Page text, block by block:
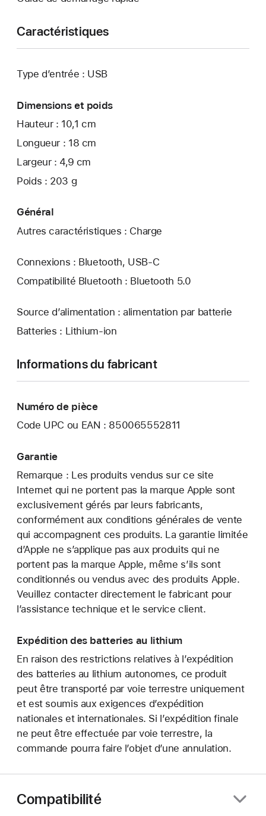
Caractéristiques
Type d’entrée : USB
Dimensions et poids
Hauteur : 10,1 cm
Longueur : 18 cm
Largeur : 4,9 cm
Poids : 203 g
Général
Autres caractéristiques : Charge
Connexions : Bluetooth, USB‑C
Compatibilité Bluetooth : Bluetooth 5.0
Source d’alimentation : alimentation par batterie
Batteries : Lithium-ion
Informations du fabricant
Numéro de pièce
Code UPC ou EAN : 850065552811
Garantie
Remarque : Les produits vendus sur ce site
Internet qui ne portent pas la marque Apple sont
exclusivement gérés par leurs fabricants,
conformément aux conditions générales de vente
qui accompagnent ces produits. La garantie limitée
d’Apple ne s’applique pas aux produits qui ne
portent pas la marque Apple, même s’ils sont
conditionnés ou vendus avec des produits Apple.
Veuillez contacter directement le fabricant pour
l’assistance technique et le service client.
Expédition des batteries au lithium
En raison des restrictions relatives à l’expédition
des batteries au lithium autonomes, ce produit
peut être transporté par voie terrestre uniquement
et est soumis aux exigences d’expédition
nationales et internationales. Si l’expédition finale
ne peut être effectuée par voie terrestre, la
commande pourra faire l’objet d’une annulation.
Compatibilité